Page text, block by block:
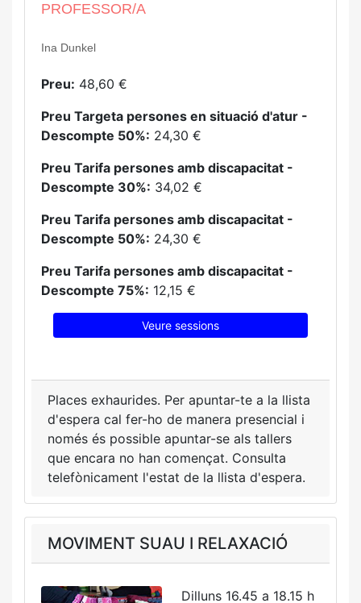
PROFESSOR/A
Ina Dunkel
Preu: 48,60 €
Preu Targeta persones en situació d'atur -
Descompte 50%: 24,30 €
Preu Tarifa persones amb discapacitat -
Descompte 30%: 34,02 €
Preu Tarifa persones amb discapacitat -
Descompte 50%: 24,30 €
Preu Tarifa persones amb discapacitat -
Descompte 75%: 12,15 €
Veure sessions
Places exhaurides. Per apuntar-te a la llista
d'espera cal fer-ho de manera presencial i
només és possible apuntar-se als tallers
que encara no han començat. Consulta
telefònicament l'estat de la llista d'espera.
MOVIMENT SUAU I RELAXACIÓ
Dilluns 16.45 a 18.15 h